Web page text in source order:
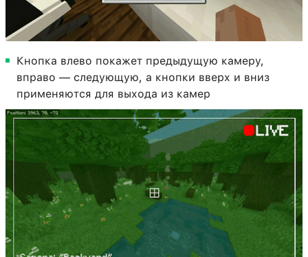
Кнопка влево покажет предыдущую камеру,
вправо — следующую, а кнопки вверх и вниз
применяются для выхода из камер